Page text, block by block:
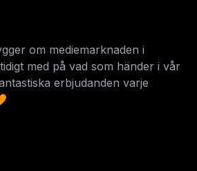
om mediemarknaden i
med på vad som händer i vår
erbjudanden varje